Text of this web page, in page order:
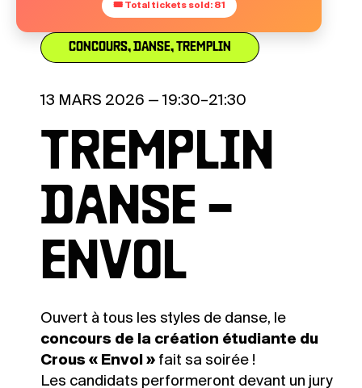
🎟 Total tickets sold: 81
CONCOURS, DANSE, TREMPLIN
13 MARS 2026 — 19:30–21:30
TREMPLIN
DANSE –
ENVOL
Ouvert à tous les styles de danse, le
concours de la création étudiante du
Crous « Envol » fait sa soirée !
Les candidats performeront devant un jury